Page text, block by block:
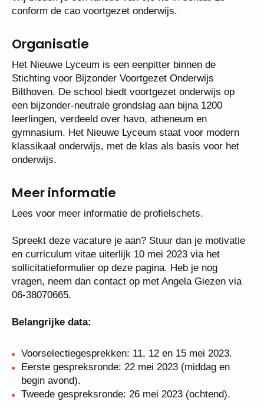
Wij bieden je een functie van 0,8 fte in schaal 13
Organisatie
Het Nieuwe Lyceum is een eenpitter binnen de
Stichting voor Bijzonder Voortgezet Onderwijs
Bilthoven. De school biedt voortgezet onderwijs op
een bijzonder-neutrale grondslag aan bijna 1200
leerlingen, verdeeld over havo, atheneum en
gymnasium. Het Nieuwe Lyceum staat voor modern
klassikaal onderwijs, met de klas als basis voor het
Meer informatie
Spreekt deze vacature je aan? Stuur dan je
motivatie en curriculum vitae uiterlijk 10 mei 2023
via het sollicitatieformulier op deze pagina. Heb je
nog vragen, neem dan contact op met Angela
Voorselectiegesprekken: 11, 12 en 15 mei 2023.
Eerste gespreksronde: 22 mei 2023 (middag en
begin avond).